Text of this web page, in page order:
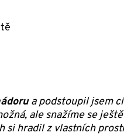
a podstoupil jsem
ale snažíme se
si hradil z vlastních